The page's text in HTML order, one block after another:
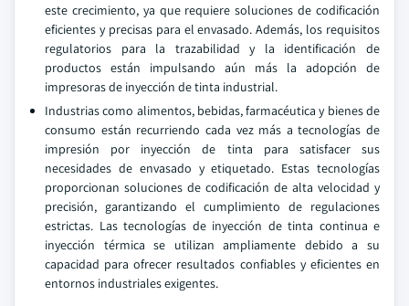
este crecimiento, ya que requiere soluciones de codificación
eficientes y precisas para el envasado. Además, los requisitos
regulatorios para la trazabilidad y la identificación de
productos están impulsando aún más la adopción de
impresoras de inyección de tinta industrial.
Industrias como alimentos, bebidas, farmacéutica y bienes de
consumo están recurriendo cada vez más a tecnologías de
impresión por inyección de tinta para satisfacer sus
necesidades de envasado y etiquetado. Estas tecnologías
proporcionan soluciones de codificación de alta velocidad y
precisión, garantizando el cumplimiento de regulaciones
estrictas. Las tecnologías de inyección de tinta continua e
inyección térmica se utilizan ampliamente debido a su
capacidad para ofrecer resultados confiables y eficientes en
entornos industriales exigentes.